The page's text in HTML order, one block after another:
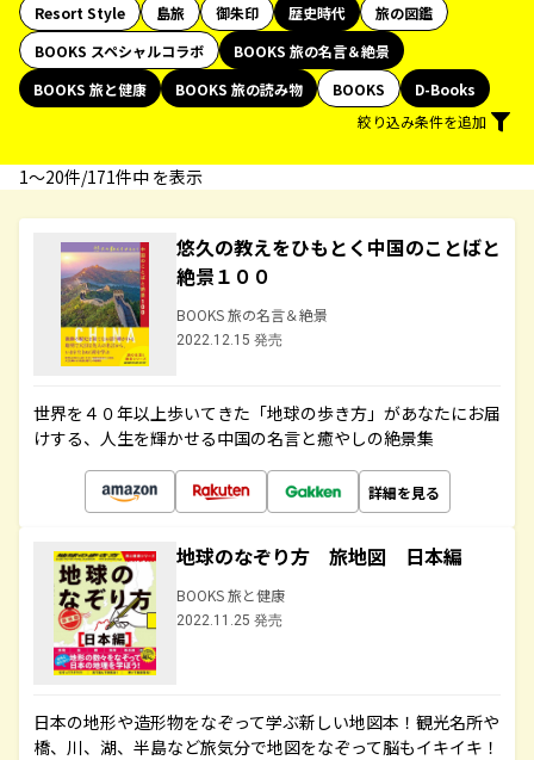
Resort Style
島旅 御朱印 歴史時代
旅の図鑑
BOOKS スペシャルコラボ
BOOKS 旅の名言＆絶景
BOOKS 旅と健康
BOOKS 旅の読み物 BOOKS
D-Books
絞り込み条件を追加
1〜20件/171件中 を表示
悠久の教えをひもとく中国のことばと
絶景１００
BOOKS 旅の名言＆絶景
2022.12.15 発売
世界を４０年以上歩いてきた「地球の歩き方」があなたにお届
けする、人生を輝かせる中国の名言と癒やしの絶景集
詳細を見る
地球のなぞり方 旅地図 日本編
BOOKS 旅と健康
2022.11.25 発売
日本の地形や造形物をなぞって学ぶ新しい地図本！観光名所や
橋、川、湖、半島など旅気分で地図をなぞって脳もイキイキ！